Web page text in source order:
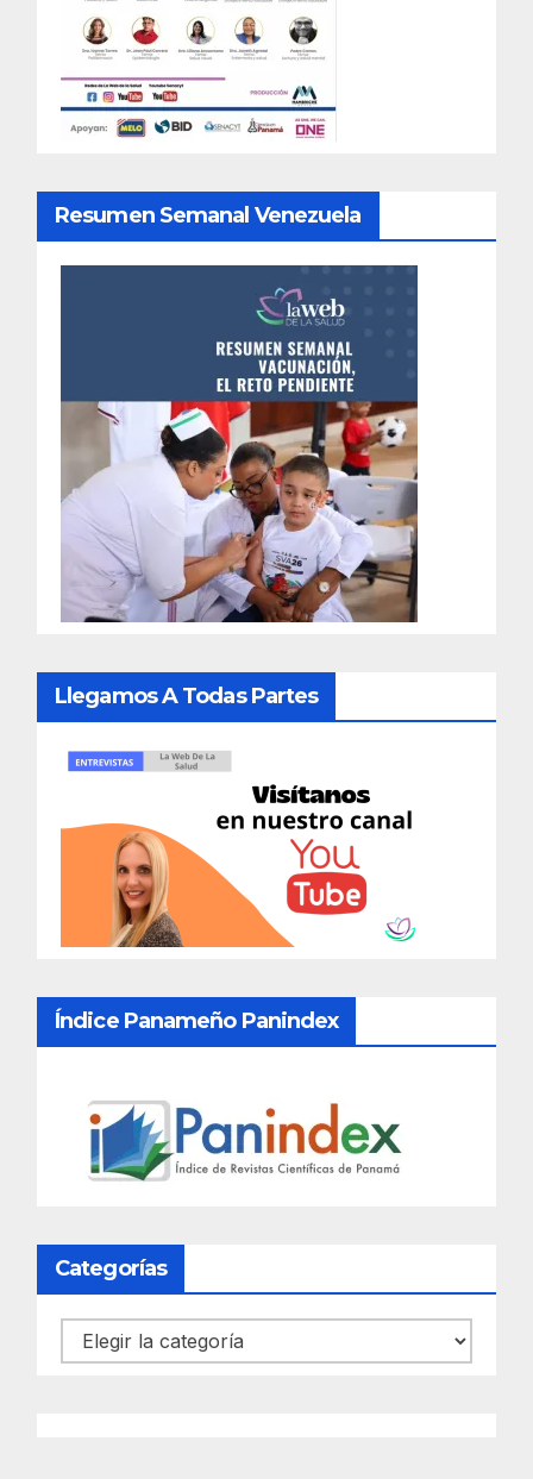
Resumen Semanal Venezuela
Llegamos A Todas Partes
Índice Panameño Panindex
Categorías
Categorías